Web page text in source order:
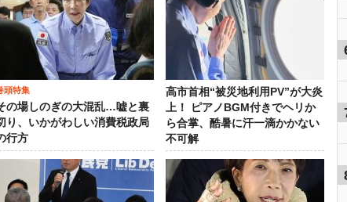
頭特集
の場しのぎの大混乱…嘘と裏
り、いかがわしい消費税政局
行方
高市首相“被災地利用PV”が大炎
上！ ピアノBGM付きでヘリか
ら合掌、酷暑に汗一滴かかない
不可解